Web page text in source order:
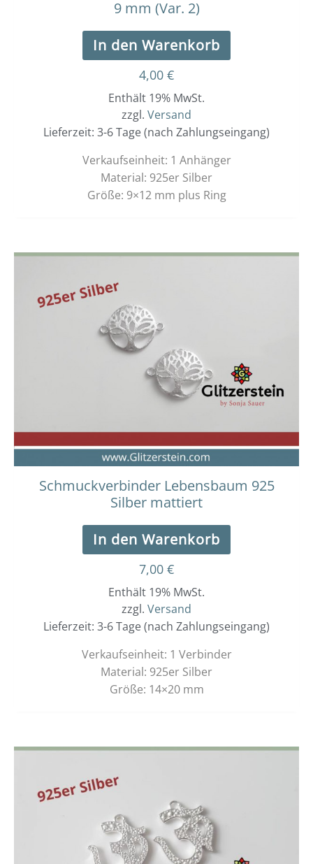
9 mm (Var. 2)
In den Warenkorb
4,00 €
Enthält 19% MwSt.
zzgl. Versand
Lieferzeit: 3-6 Tage (nach Zahlungseingang)
Verkaufseinheit: 1 Anhänger
Material: 925er Silber
Größe: 9×12 mm plus Ring
Schmuckverbinder Lebensbaum 925
Silber mattiert
In den Warenkorb
7,00 €
Enthält 19% MwSt.
zzgl. Versand
Lieferzeit: 3-6 Tage (nach Zahlungseingang)
Verkaufseinheit: 1 Verbinder
Material: 925er Silber
Größe: 14×20 mm